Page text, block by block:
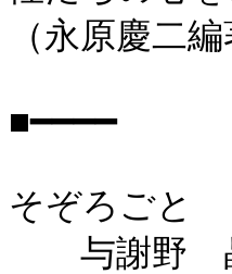
（永原慶二
■━━━━
そぞろごと
与謝野